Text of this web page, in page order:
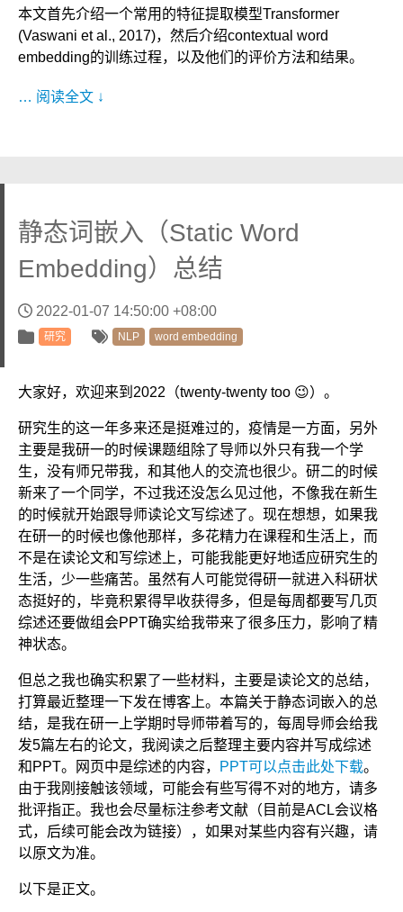
本文首先介绍一个常用的特征提取模型Transformer
(Vaswani et al., 2017)，然后介绍contextual word
embedding的训练过程，以及他们的评价方法和结果。
… 阅读全文 ↓
静态词嵌入（Static Word
Embedding）总结
2022-01-07 14:50:00 +08:00
研究 NLP word embedding
大家好，欢迎来到2022（twenty-twenty too 😉）。
研究生的这一年多来还是挺难过的，疫情是一方面，另外
主要是我研一的时候课题组除了导师以外只有我一个学
生，没有师兄带我，和其他人的交流也很少。研二的时候
新来了一个同学，不过我还没怎么见过他，不像我在新生
的时候就开始跟导师读论文写综述了。现在想想，如果我
在研一的时候也像他那样，多花精力在课程和生活上，而
不是在读论文和写综述上，可能我能更好地适应研究生的
生活，少一些痛苦。虽然有人可能觉得研一就进入科研状
态挺好的，毕竟积累得早收获得多，但是每周都要写几页
综述还要做组会PPT确实给我带来了很多压力，影响了精
神状态。
但总之我也确实积累了一些材料，主要是读论文的总结，
打算最近整理一下发在博客上。本篇关于静态词嵌入的总
结，是我在研一上学期时导师带着写的，每周导师会给我
发5篇左右的论文，我阅读之后整理主要内容并写成综述
和PPT。网页中是综述的内容，
PPT可以点击此处下载。
由于我刚接触该领域，可能会有些写得不对的地方，请多
批评指正。我也会尽量标注参考文献（目前是ACL会议格
式，后续可能会改为链接），如果对某些内容有兴趣，请
以原文为准。
以下是正文。